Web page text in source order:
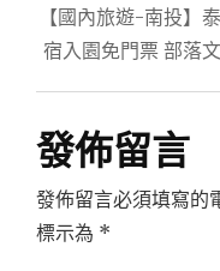
【國內旅遊-南投】
宿入園免門票 部落
發佈留言
發佈留言必須填寫的
標示為 *